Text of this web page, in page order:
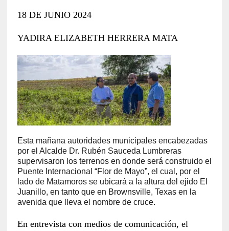
18 DE JUNIO 2024
YADIRA ELIZABETH HERRERA MATA
Esta mañana autoridades municipales encabezadas
por el Alcalde Dr. Rubén Sauceda Lumbreras
supervisaron los terrenos en donde será construido el
Puente Internacional “Flor de Mayo”, el cual, por el
lado de Matamoros se ubicará a la altura del ejido El
Juanillo, en tanto que en Brownsville, Texas en la
avenida que lleva el nombre de cruce.
En entrevista con medios de comunicación, el